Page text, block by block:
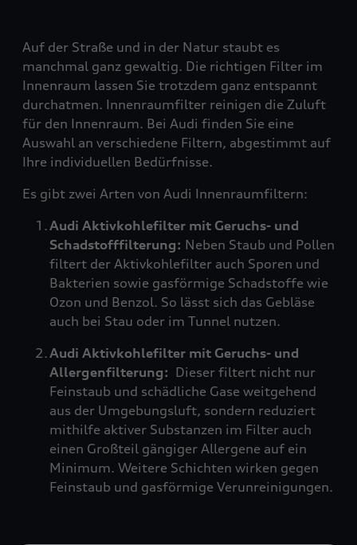
Auf der Straße und in der Natur staubt es
manchmal ganz gewaltig. Die richtigen Filter im
Innenraum lassen Sie trotzdem ganz entspannt
durchatmen. Innenraumfilter reinigen die Zuluft
für den Innenraum. Bei Audi finden Sie eine
Auswahl an verschiedene Filtern, abgestimmt auf
Ihre individuellen Bedürfnisse.
Es gibt zwei Arten von Audi Innenraumfiltern:
Audi Aktivkohlefilter mit Geruchs- und
Schadstofffilterung: Neben Staub und Pollen
filtert der Aktivkohlefilter auch Sporen und
Bakterien sowie gasförmige Schadstoffe wie
Ozon und Benzol. So lässt sich das Gebläse
auch bei Stau oder im Tunnel nutzen.
Audi Aktivkohlefilter mit Geruchs- und
Allergenfilterung: Dieser filtert nicht nur
Feinstaub und schädliche Gase weitgehend
aus der Umgebungsluft, sondern reduziert
mithilfe aktiver Substanzen im Filter auch
einen Großteil gängiger Allergene auf ein
Minimum. Weitere Schichten wirken gegen
Feinstaub und gasförmige Verunreinigungen.